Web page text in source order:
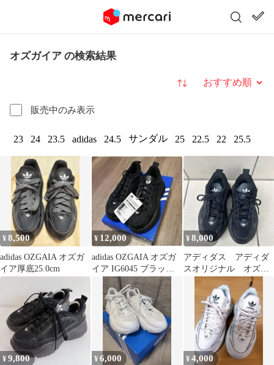
オズガイア の検索結果
販売中のみ表示
並び替え
23 24 23.5 adidas 24.5 サンダル 25 22.5 22 25.5
¥8,500
adidas OZGAIA オズガ
イア厚底25.0cm
¥ 12,000
adidas OZGAIA オズガ
イア IG6045 ブラック
23.5cm
¥8,000
アディダス アディダ
スオリジナル オズガ
イア 厚底
¥9,800 ¥6,000 ¥4,000